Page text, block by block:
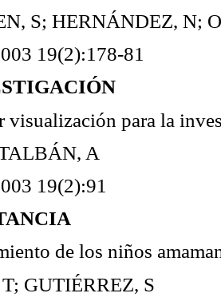
S; HERNÁNDEZ, N;
19(2):178-81
visualización para la
A
19(2):91
de los niños
GUTIÉRREZ, S